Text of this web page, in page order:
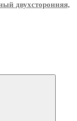
двухсторонняя,